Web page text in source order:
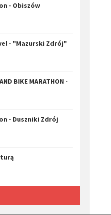
- Obiszów
- "Mazurski Zdrój"
BIKE MARATHON -
- Duszniki Zdrój